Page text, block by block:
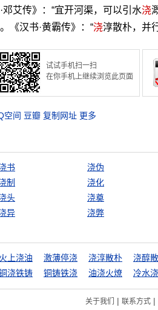
艾传》：“宜开河渠，可以引水浇
汉书·黄霸传》：“浇淳散朴，并
试试手机扫一扫
在你手机上继续浏览此页面
空间 豆瓣 复制网址 更多
书
浇伪
制
浇化
头
浇奠
异 浇弊
火上浇油 激薄停浇 浇淳散朴
浇醇
浇铁铸 铜铸铁浇 油浇火燎 冷水
关于我们 | 联系方式|